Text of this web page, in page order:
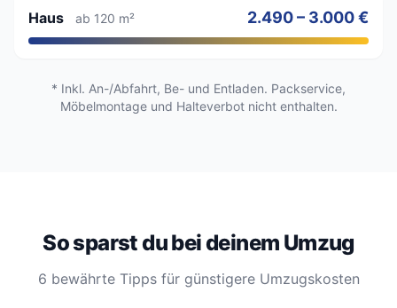
Haus ab 120 m² 2.490 – 3.000 €
* Inkl. An-/Abfahrt, Be- und Entladen. Packservice,
Möbelmontage und Halteverbot nicht enthalten.
So sparst du bei deinem Umzug
6 bewährte Tipps für günstigere Umzugskosten